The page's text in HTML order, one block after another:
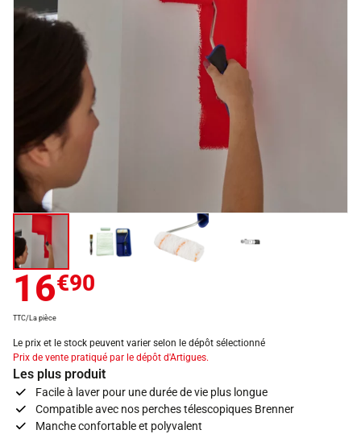
16€90
TTC/La pièce
Le prix et le stock peuvent varier selon le dépôt sélectionné
Prix de vente pratiqué par le dépôt d'Artigues.
Les plus produit
Facile à laver pour une durée de vie plus longue
Compatible avec nos perches télescopiques Brenner
Manche confortable et polyvalent